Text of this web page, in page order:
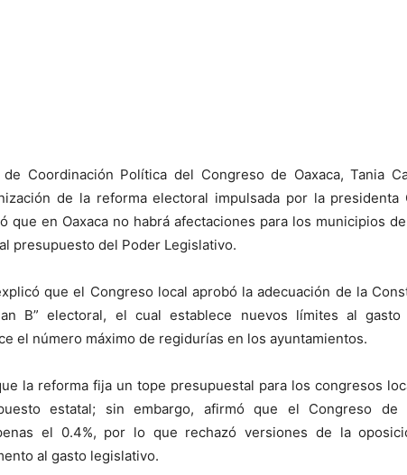
Coordinación Política del Congreso de Oaxaca, Tania
de la reforma electoral impulsada por la presidenta
que en Oaxaca no habrá afectaciones para los municipios
presupuesto del Poder Legislativo.
que el Congreso local aprobó la adecuación de la
B” electoral, el cual establece nuevos límites al
el número máximo de regidurías en los ayuntamientos.
la reforma fija un tope presupuestal para los congresos
estatal; sin embargo, afirmó que el Congreso de
el 0.4%, por lo que rechazó versiones de la
al gasto legislativo.